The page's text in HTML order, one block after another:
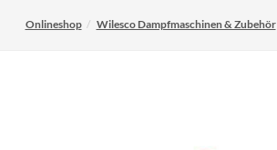
Onlineshop Wilesco Dampfmaschinen & Zubehör